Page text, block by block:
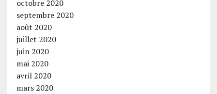
octobre 2020
septembre 2020
août 2020
juillet 2020
juin 2020
mai 2020
avril 2020
mars 2020